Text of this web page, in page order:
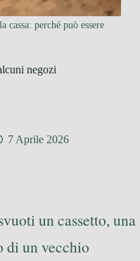
perché può essere
negozi
7 Aprile 2026
un cassetto, una
di un vecchio